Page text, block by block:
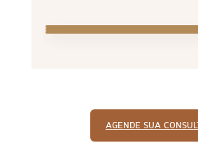
AGENDE SUA